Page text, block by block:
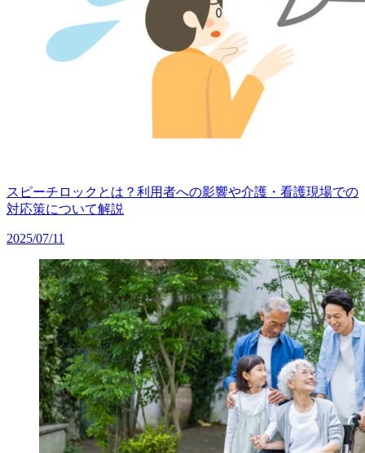
スピーチロックとは？利用者への影響や介護・看護現場での
対応策について解説
2025/07/11